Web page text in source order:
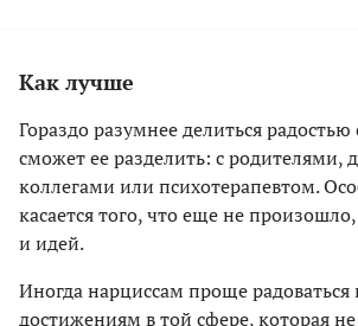
Как лучше
Гораздо разумнее делиться
сможет ее разделить: с родителями,
коллегами или психотерапевтом.
касается того, что еще не
и идей.
Иногда нарциссам проще
достижениям в той сфере, которая